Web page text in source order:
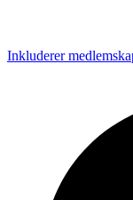
Inkluderer